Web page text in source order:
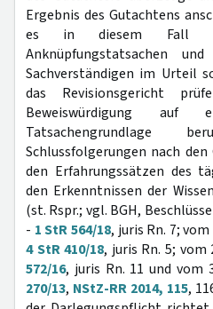
Ergebnis des Gutachtens
es in diesem Fall
Anknüpfungstatsachen
Sachverständigen im Urteil
das Revisionsgericht
Beweiswürdigung auf
Tatsachengrundlage
Schlussfolgerungen nach
den Erfahrungssätzen des
den Erkenntnissen der
(st. Rspr.; vgl. BGH,
- 1 StR 564/18, juris Rn. 7;
4 StR 410/18, juris Rn. 5; vom
572/16, juris Rn. 11 und vom
270/13, NStZ-RR 2014, 115,